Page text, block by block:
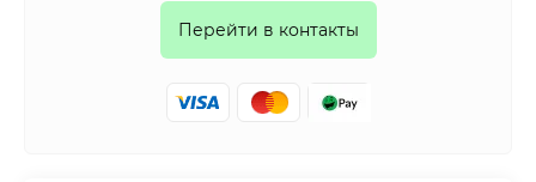
Перейти в контакты